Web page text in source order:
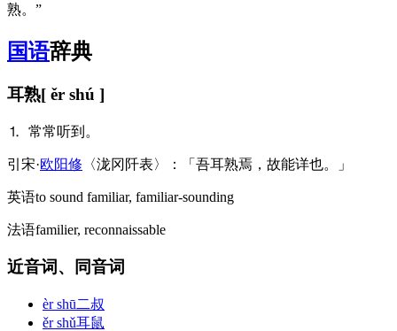
熟。”
国语辞典
耳熟[ ěr shú ]
⒈ 常常听到。
引 宋·欧阳修 〈泷冈阡表〉：「吾耳熟焉，故能详也。」
英语to sound familiar, familiar-sounding
法语familier, reconnaissable
近音词、同音词
èr shū二叔
ěr shǔ耳鼠